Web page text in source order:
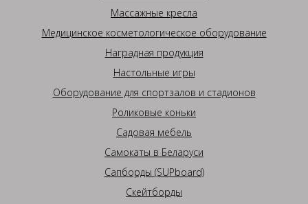
Массажные кресла
Медицинское косметологическое оборудование
Наградная продукция
Настольные игры
Оборудование для спортзалов и стадионов
Роликовые коньки
Садовая мебель
Самокаты в Беларуси
Сапборды (SUPboard)
Скейтборды